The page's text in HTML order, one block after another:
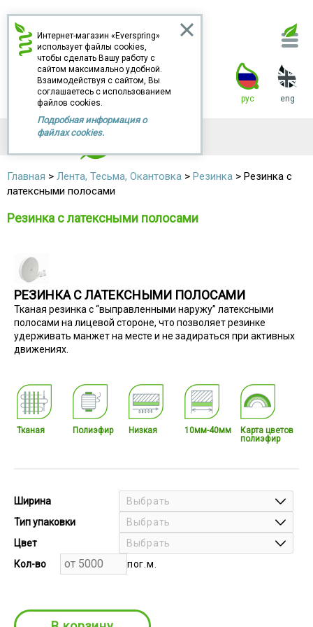
Интернет-магазин «Everspring»
использует файлы cookies,
чтобы сделать Вашу работу с
сайтом максимально удобной.
Взаимодействуя с сайтом, Вы
соглашаетесь с использованием
файлов cookies.
Подробная информация о
файлах cookies.
+7 (4932) 93-95-75
Заказать звонок рус eng
Главная > Лента, Тесьма, Окантовка > Резинка > Резинка с
латексными полосами
Резинка с латексными полосами
РЕЗИНКА С ЛАТЕКСНЫМИ ПОЛОСАМИ
Тканая резинка с “выправленными наружу” латексными
полосами на лицевой стороне, что позволяет резинке
удерживать манжет на месте и не задираться при активных
движениях.
Тканая Полиэфир Низкая 10мм-40мм
Карта цветов
полиэфир
Ширина
Выбрать
Тип упаковки
Выбрать
Цвет
Выбрать
Кол-во
пог.м.